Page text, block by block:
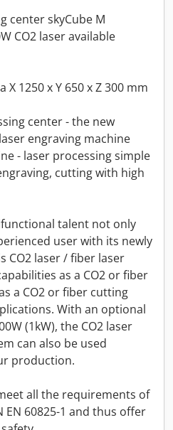
center skyCube M
CO2 laser available
1250 x Y 650 x Z 300 mm
center - the new
engraving machine
- laser processing simple
cutting with high
talent not only
user with its newly
CO2 laser / fiber laser
as a CO2 or fiber
a CO2 or fiber cutting
With an optional
(1kW), the CO2 laser
can also be used
production.
all the requirements of
EN 60825-1 and thus offer